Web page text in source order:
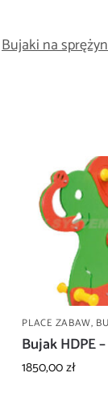
Bujaki na
PLACE ZABAW,
Bujak HDPE
1850,00zł